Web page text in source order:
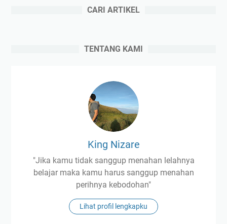
CARI ARTIKEL
TENTANG KAMI
King Nizare
"Jika kamu tidak sanggup menahan lelahnya
belajar maka kamu harus sanggup menahan
perihnya kebodohan"
Lihat profil lengkapku